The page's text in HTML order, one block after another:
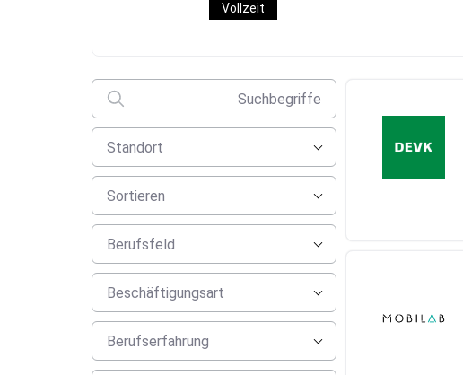
Vollzeit
Suchbegriffe
Standort
Sortieren
Berufsfeld
Beschäftigungsart
Berufserfahrung